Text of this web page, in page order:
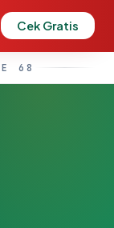
Cek Gratis
68